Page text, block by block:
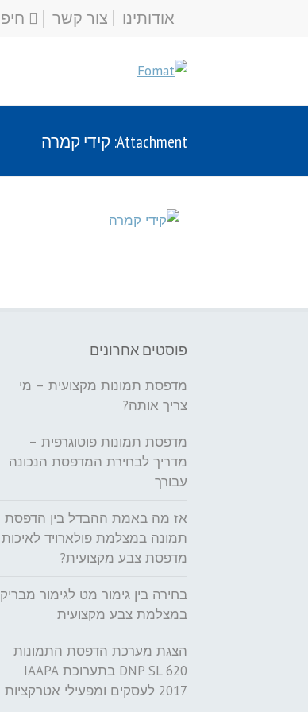
אודותינו צור קשר
Attachment: קידי קמרה
פוסטים אחרונים
מדפסת תמונות מקצועית – מי
צריך אותה?
מדפסת תמונות פוטוגרפית –
מדריך לבחירת המדפסת הנכונה
עבורך
אז מה באמת ההבדל בין הדפסת
תמונה במצלמת פולארויד לאיכות
מדפסת צבע מקצועית?
בחירה בין גימור מט לגימור מבריק
במצלמת צבע מקצועית
הצגת מערכת הדפסת התמונות
DNP SL 620 בתערוכת IAAPA
2017 לעסקים ומפעילי אטרקציות